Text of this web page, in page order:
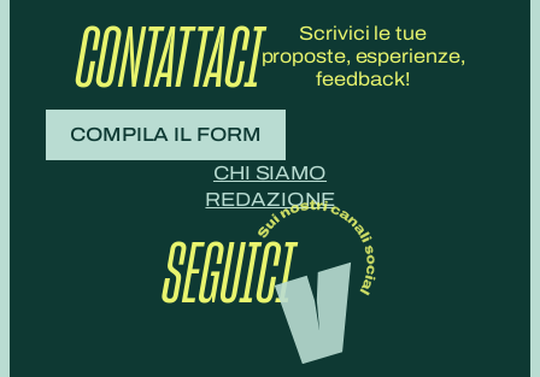
CONTATTACI
Scrivici le tue
proposte, esperienze,
feedback!
COMPILA IL FORM
CHI SIAMO
REDAZIONE
SEGUICI